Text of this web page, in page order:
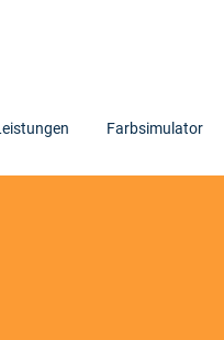
Farbsimulator